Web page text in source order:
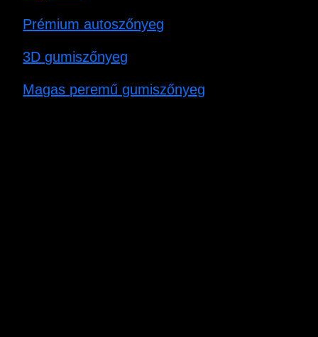
Prémium autoszőnyeg
3D gumiszőnyeg
Magas peremű gumiszőnyeg